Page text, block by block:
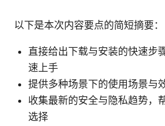
以下是本次内容要点的简短摘要：
直接给出下载与安装的快速步
速上手
提供多种场景下的使用场景与
收集最新的安全与隐私趋势，
选择